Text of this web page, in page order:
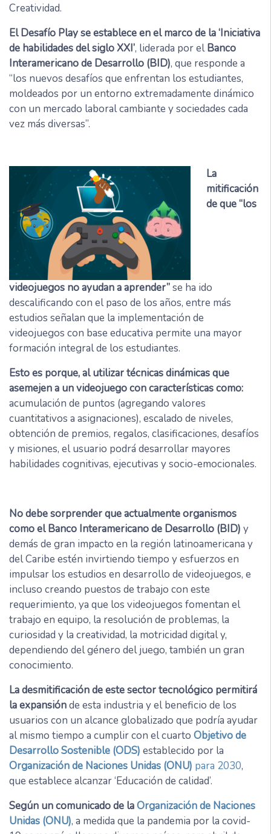
Creatividad.
El Desafío Play se establece en el marco de la ‘Iniciativa
de habilidades del siglo XXI’, liderada por elBanco
Interamericano de Desarrollo (BID), que responde a
“los nuevos desafíos que enfrentan los estudiantes,
moldeados por un entorno extremadamente dinámico
con un mercado laboral cambiante y sociedades cada
vez más diversas”.
La
mitificación
de que “los
videojuegos no ayudan a aprender”se ha ido
descalificando con el paso de los años, entre más
estudios señalan que la implementación de
videojuegos con base educativa permite una mayor
formación integral de los estudiantes.
Esto es porque, al utilizar técnicas dinámicas que
asemejen a un videojuego con características como:
acumulación de puntos (agregando valores
cuantitativos a asignaciones), escalado de niveles,
obtención de premios, regalos, clasificaciones, desafíos
y misiones, el usuario podrá desarrollar mayores
habilidades cognitivas, ejecutivas y socio-emocionales.
No debe sorprender que actualmente organismos
como el Banco Interamericano de Desarrollo (BID) y
demás de gran impacto en la región latinoamericana y
del Caribe estén invirtiendo tiempo y esfuerzos en
impulsar los estudios en desarrollo de videojuegos, e
incluso creando puestos de trabajo con este
requerimiento, ya que los videojuegos fomentan el
trabajo en equipo, la resolución de problemas, la
curiosidad y la creatividad, la motricidad digital y,
dependiendo del género del juego, también un gran
conocimiento.
La desmitificación de este sector tecnológico permitirá
la expansiónde esta industria y el beneficio de los
usuarios con un alcance globalizado que podría ayudar
al mismo tiempo a cumplir con el cuarto Objetivo de
Desarrollo Sostenible (ODS) establecido por la
Organización de Naciones Unidas (ONU) para 2030,
que establece alcanzar ‘Educación de calidad’.
Según un comunicado de laOrganización de Naciones
Unidas (ONU), a medida que la pandemia por la covid-